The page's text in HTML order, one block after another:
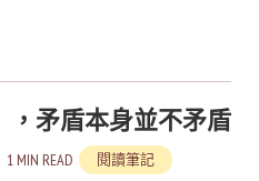
，矛盾本身並不矛盾
1 MIN READ 閱讀筆記